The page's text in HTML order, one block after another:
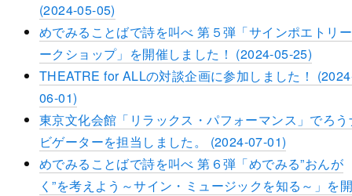
(2024-05-05)
めでみることばで詩を叫べ 第５弾「サインポエトリ
ークショップ」を開催しました！ (2024-05-25)
THEATRE for ALLの対談企画に参加しました！
06-01)
東京文化会館「リラックス・パフォーマンス」でろう
ビゲーターを担当しました。 (2024-07-01)
めでみることばで詩を叫べ 第６弾「めでみる”おんが
く”を考えよう～サイン・ミュージックを知る～」を